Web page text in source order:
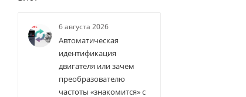
6 августа 2026
Автоматическая
идентификация
двигателя или зачем
преобразователю
частоты «знакомится» с